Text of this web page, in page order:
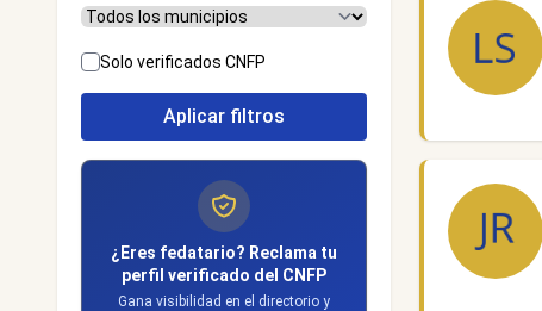
Solo verificados CNFP
Aplicar filtros
¿Eres fedatario? Reclama tu
perfil verificado del CNFP
Gana visibilidad en el directorio y